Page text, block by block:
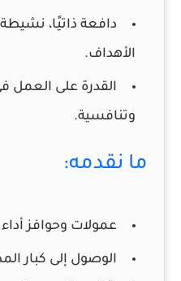
دافعة ذاتيًا،
الأهداف.
القدرة على العمل
وتنافسية.
ما نقدمه:
عمولات وحوافز أداء
الوصول إلى كبار